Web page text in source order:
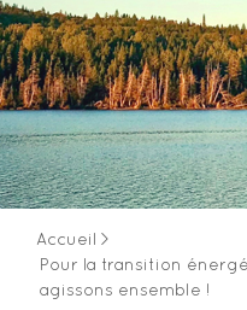
Accueil
>
Pour la transition
agissons ensemble !